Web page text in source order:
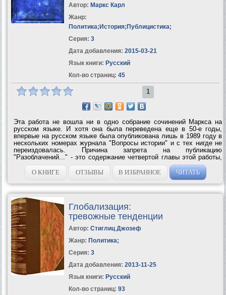
Автор: Маркс Карл
Жанр:
Политика; История; Публицистика;
Серия: 3
Дата добавления: 2015-03-21
Язык книги: Русский
Кол-во страниц: 45
1
Эта работа не вошла ни в одно собрание сочинений Маркса на
русском языке. И хотя она была переведена еще в 50-е годы,
впервые на русском языке была опубликована лишь в 1989 году в
нескольких номерах журнала "Вопросы истории" и с тех нигде не
переиздовалась. Причина запрета на публикацию
"Разоблачений..." - это содержание четвертой главы этой работы,
где содержатся крайне нелестные отзывы о России и ее
правителях, а так же политике имперской...
О КНИГЕ ОТЗЫВЫ В ИЗБРАННОЕ ЧИТАТЬ
Глобализация:
тревожные тенденции
Автор: Стиглиц Джозеф
Жанр: Политика;
Серия: 3
Дата добавления: 2013-11-25
Язык книги: Русский
Кол-во страниц: 93